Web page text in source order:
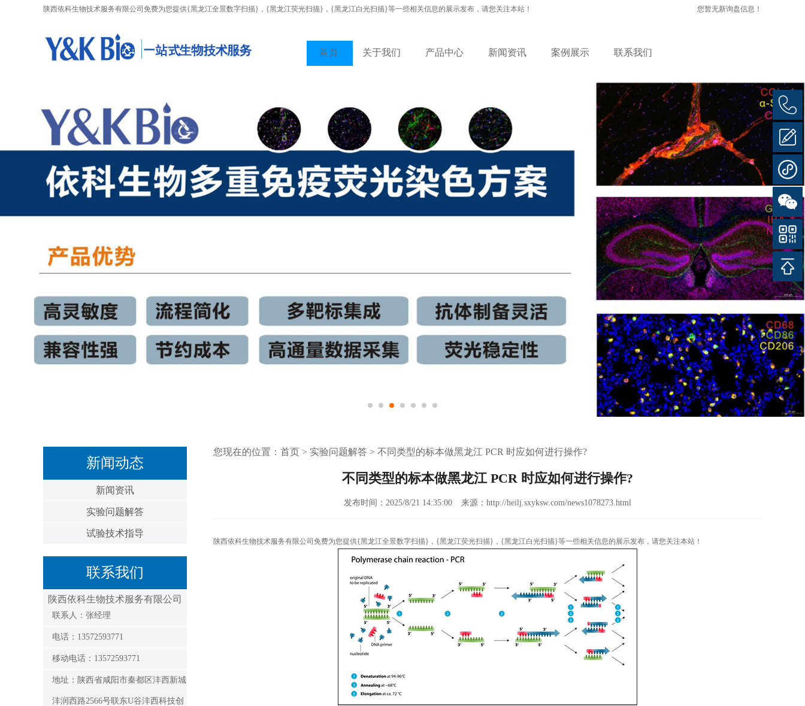
陕西依科生物技术服务有限公司免费为您提供{黑龙江全景数字扫描} ，{黑龙江荧光扫描}，{黑龙江白光扫描}等一些相关信息的展示发布，请您关注本站！ 您暂无新询盘信息！
首页 关于我们 产品中心 新闻资讯 案例展示 联系我们
新闻动态
新闻资讯
实验问题解答
试验技术指导
联系我们
陕西依科生物技术服务有限公司
联系人：张经理
电话：13572593771
移动电话：13572593771
地址：陕西省咸阳市秦都区沣西新城
沣润西路2566号联东U谷沣西科技创
您现在的位置： 首页 > 实验问题解答 > 不同类型的标本做黑龙江 PCR 时应如何进行操作?
不同类型的标本做黑龙江 PCR 时应如何进行操作?
发布时间：2025/8/21 14:35:00 来源：http://heilj.sxyksw.com/news1078273.html
陕西依科生物技术服务有限公司免费为您提供{黑龙江全景数字扫描} ，{黑龙江荧光扫描}，{黑龙江白光扫描}等一些相关信息的展示发布，请您关注本站！